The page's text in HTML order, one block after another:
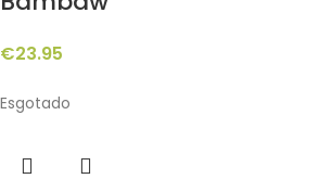
€23.95
Esgotado